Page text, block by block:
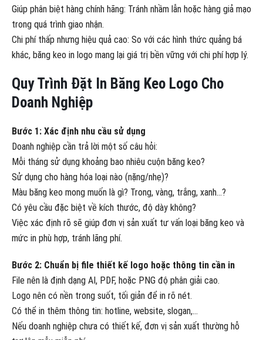
Giúp phân biệt hàng chính hãng: Tránh nhầm lẫn hoặc hàng giả mạo
trong quá trình giao nhận.
Chi phí thấp nhưng hiệu quả cao: So với các hình thức quảng bá
khác, băng keo in logo mang lại giá trị bền vững với chi phí hợp lý.
Quy Trình Đặt In Băng Keo Logo Cho
Doanh Nghiệp
Bước 1: Xác định nhu cầu sử dụng
Doanh nghiệp cần trả lời một số câu hỏi:
Mỗi tháng sử dụng khoảng bao nhiêu cuộn băng keo?
Sử dụng cho hàng hóa loại nào (nặng/nhẹ)?
Màu băng keo mong muốn là gì? Trong, vàng, trắng, xanh…?
Có yêu cầu đặc biệt về kích thước, độ dày không?
Việc xác định rõ sẽ giúp đơn vị sản xuất tư vấn loại băng keo và
mức in phù hợp, tránh lãng phí.
Bước 2: Chuẩn bị file thiết kế logo hoặc thông tin cần in
File nên là định dạng AI, PDF, hoặc PNG độ phân giải cao.
Logo nên có nền trong suốt, tối giản để in rõ nét.
Có thể in thêm thông tin: hotline, website, slogan,…
Nếu doanh nghiệp chưa có thiết kế, đơn vị sản xuất thường hỗ